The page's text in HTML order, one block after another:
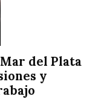
del Plata
y